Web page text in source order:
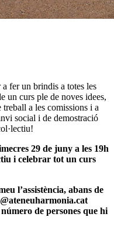
fer un brindis a totes les
un curs ple de noves idees,
treball a les comissions i a
social i de demostració
29 de juny a les 19h
i celebrar tot un curs
l’assistència, abans de
de persones que hi